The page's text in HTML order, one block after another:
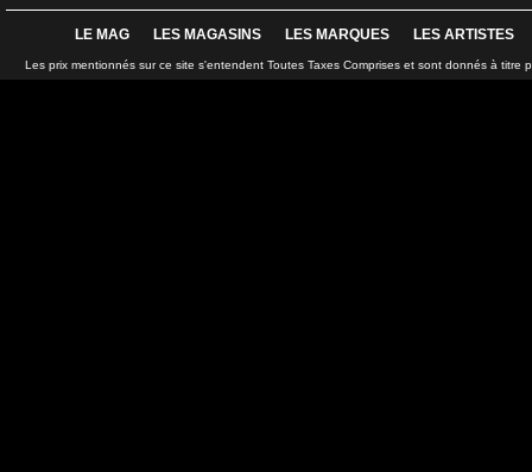
LE MAG LES MAGASINS LES MARQUES LES ARTISTES
Les prix mentionnés sur ce site s'entendent Toutes Taxes Comprises et sont donnés à